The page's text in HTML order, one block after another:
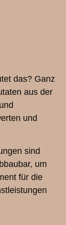
das? Ganz
aus der
und
sind
um
für die